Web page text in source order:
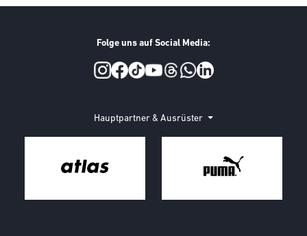
Folge uns auf Social Media:
Hauptpartner & Ausrüster